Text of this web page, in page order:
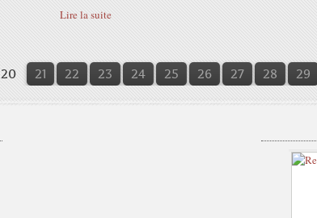
Lire la suite
10
20 21 22 23 24 25 26 27 28 29